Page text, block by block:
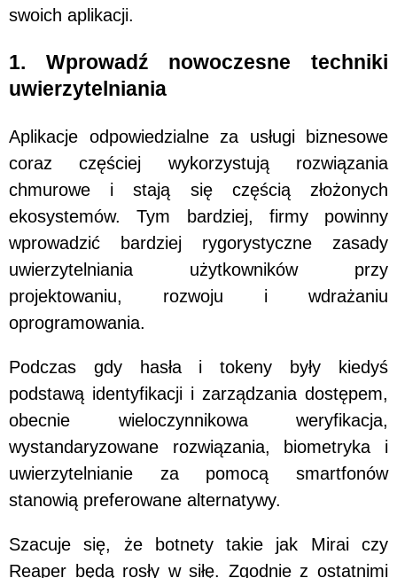
swoich aplikacji.
1. Wprowadź nowoczesne techniki
uwierzytelniania
Aplikacje odpowiedzialne za usługi biznesowe
coraz częściej wykorzystują rozwiązania
chmurowe i stają się częścią złożonych
ekosystemów. Tym bardziej, firmy powinny
wprowadzić bardziej rygorystyczne zasady
uwierzytelniania użytkowników przy
projektowaniu, rozwoju i wdrażaniu
oprogramowania.
Podczas gdy hasła i tokeny były kiedyś
podstawą identyfikacji i zarządzania dostępem,
obecnie wieloczynnikowa weryfikacja,
wystandaryzowane rozwiązania, biometryka i
uwierzytelnianie za pomocą smartfonów
stanowią preferowane alternatywy.
Szacuje się, że botnety takie jak Mirai czy
Reaper będą rosły w siłę. Zgodnie z ostatnimi